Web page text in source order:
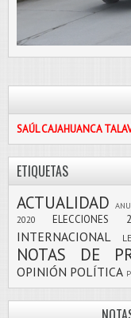
SAÚL CAJAHUANCA
ETIQUETAS
ACTUALIDAD
2020
ELECCIONES
INTERNACIONAL
NOTAS DE
OPINIÓN POLÍTICA